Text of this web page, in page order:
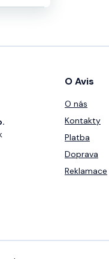
O Avis
O nás
Kontakty
Platba
Doprava
Reklamace